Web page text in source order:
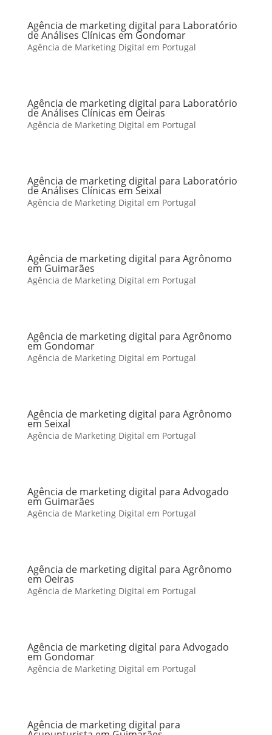
Agência de marketing digital para Laboratório
de Análises Clínicas em Gondomar
Agência de Marketing Digital em Portugal
Agência de marketing digital para Laboratório
de Análises Clínicas em Oeiras
Agência de Marketing Digital em Portugal
Agência de marketing digital para Laboratório
de Análises Clínicas em Seixal
Agência de Marketing Digital em Portugal
Agência de marketing digital para Agrônomo
em Guimarães
Agência de Marketing Digital em Portugal
Agência de marketing digital para Agrônomo
em Gondomar
Agência de Marketing Digital em Portugal
Agência de marketing digital para Agrônomo
em Seixal
Agência de Marketing Digital em Portugal
Agência de marketing digital para Advogado
em Guimarães
Agência de Marketing Digital em Portugal
Agência de marketing digital para Agrônomo
em Oeiras
Agência de Marketing Digital em Portugal
Agência de marketing digital para Advogado
em Gondomar
Agência de Marketing Digital em Portugal
Agência de marketing digital para